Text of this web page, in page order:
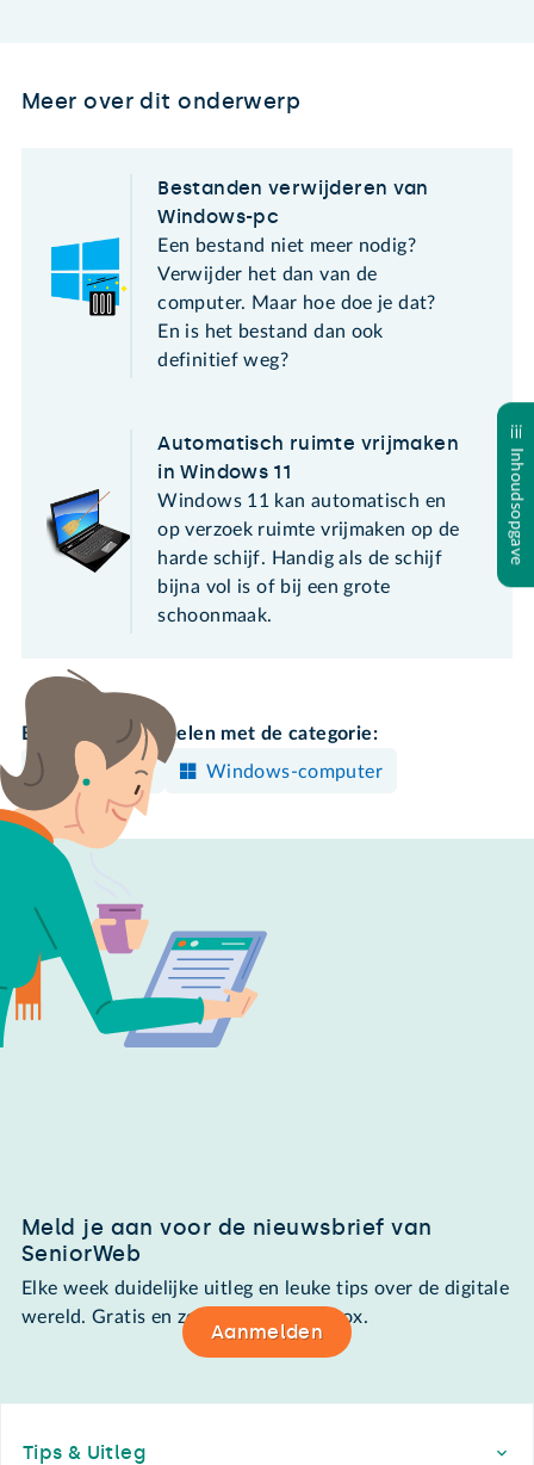
Inhoudsopgave
Meer over dit onderwerp
Bestanden verwijderen van
Windows-pc
Een bestand niet meer nodig?
Verwijder het dan van de
computer. Maar hoe doe je dat?
En is het bestand dan ook
definitief weg?
Automatisch ruimte vrijmaken
in Windows 11
Windows 11 kan automatisch en
op verzoek ruimte vrijmaken op de
harde schijf. Handig als de schijf
bijna vol is of bij een grote
schoonmaak.
Bekijk meer artikelen met de categorie:
Opruimen
Windows-computer
Meld je aan voor de nieuwsbrief van
SeniorWeb
Elke week duidelijke uitleg en leuke tips over de digitale
wereld. Gratis en zomaar in de mailbox.
Aanmelden
Tips & Uitleg